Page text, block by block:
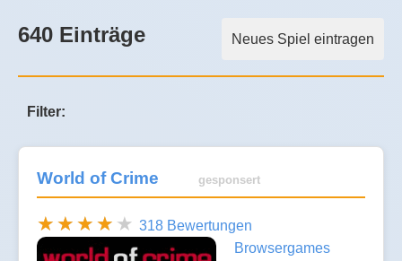
Neues Spiel eintragen
640 Einträge
Filter:
World of Crime gesponsert
318 Bewertungen
Browsergames